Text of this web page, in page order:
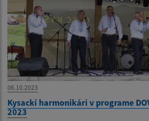
06.10.2023
Kysackí harmonikári v programe
2023